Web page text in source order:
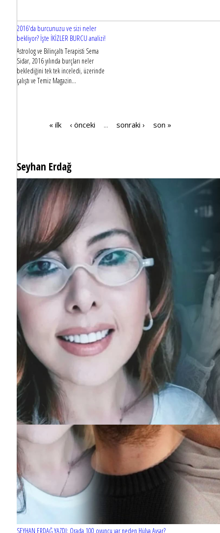
2016'da burcunuzu ve sizi neler
bekliyor? İşte İKİZLER BURCU analizi!
Astrolog ve Bilinçaltı Terapisti Sema
Sidar, 2016 yılında burçları neler
beklediğini tek tek inceledi, üzerinde
çalıştı ve Temiz Magazin...
2016'da burcunuzu ve sizi neler
bekliyor? İşte BOĞA BURCU analizi!
Astrolog ve Bilinçaltı Terapisti Sema
Sidar, 2016 yılında burçları neler
beklediğini tek tek inceledi, üzerinde
çalıştı ve Temiz Magazin...
« ilk ‹ önceki … sonraki › son »
Seyhan Erdağ
SEYHAN ERDAĞ YAZDI: Peki Mehmet Ali Erbil bu evliliği neden yaptı?
SEYHAN ERDAĞ YAZDI: Orada 100 oyuncu var neden Hülya Avşar?